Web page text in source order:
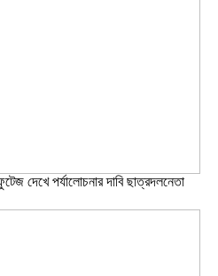
দেখে পর্যালোচনার দাবি ছাত্রদলনেতা